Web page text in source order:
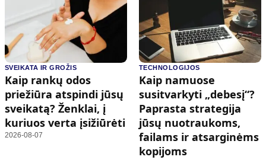
SVEIKATA IR GROŽIS
Kaip rankų odos
priežiūra atspindi jūsų
sveikatą? Ženklai, į
kuriuos verta įsižiūrėti
2026-08-07
TECHNOLOGIJOS
Kaip namuose
susitvarkyti „debesį“?
Paprasta strategija
jūsų nuotraukoms,
failams ir atsarginėms
kopijoms